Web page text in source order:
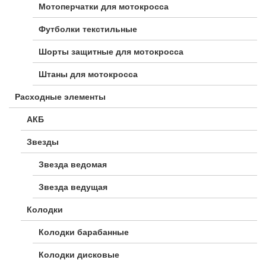
Мотоперчатки для мотокросса
Футболки текстильные
Шорты защитные для мотокросса
Штаны для мотокросса
Расходные элементы
АКБ
Звезды
Звезда ведомая
Звезда ведущая
Колодки
Колодки барабанные
Колодки дисковые